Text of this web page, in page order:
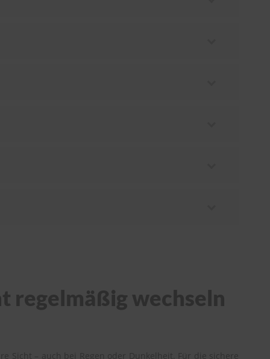
regelmäßig wechseln
Sicht – auch bei Regen oder Dunkelheit. Für die sichere